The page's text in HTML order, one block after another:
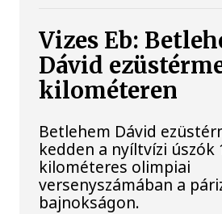
Vizes Eb:
Dávid
kilométeren
Betlehem Dávid
kedden a nyíltvízi úszók
kilométeres olimpiai
versenyszámában a
bajnokságon.